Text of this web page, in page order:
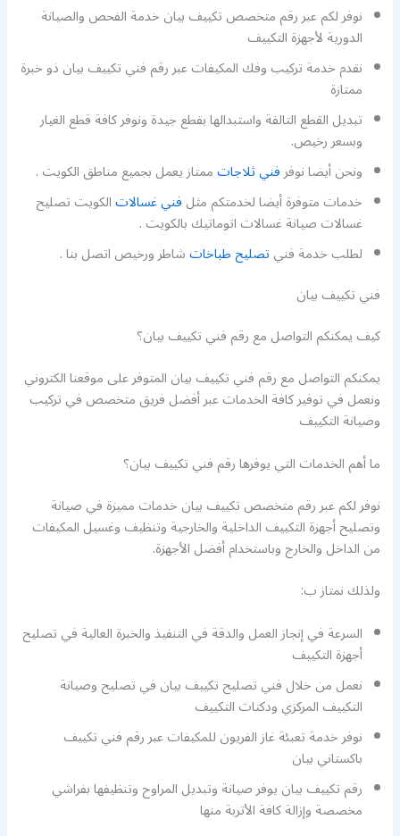
نوفر لكم عبر رقم متخصص تكييف بيان خدمة الفحص والصيانة
الدورية لأجهزة التكييف
نقدم خدمة تركيب وفك المكيفات عبر رقم فني تكييف بيان ذو خبرة
ممتازة
تبديل القطع التالفة واستبدالها بقطع جيدة ونوفر كافة قطع الغيار
وبسعر رخيص.
ونحن أيضا نوفرفني ثلاجاتممتاز يعمل بجميع مناطق الكويت .
خدمات متوفرة أيضا لخدمتكم مثلفني غسالاتالكويت تصليح
غسالات صيانة غسالات اتوماتيك بالكويت .
لطلب خدمة فنيتصليح طباخاتشاطر ورخيص اتصل بنا .
فني تكييف بيان
كيف يمكنكم التواصل مع رقم فني تكييف بيان؟
يمكنكم التواصل مع رقم فني تكييف بيان المتوفر على موقعنا الكتروني
ونعمل في توفير كافة الخدمات عبر أفضل فريق متخصص في تركيب
وصيانة التكييف
ما أهم الخدمات التي يوفرها رقم فني تكييف بيان؟
نوفر لكم عبر رقم متخصص تكييف بيان خدمات مميزة في صيانة
وتصليح أجهزة التكييف الداخلية والخارجية وتنظيف وغسيل المكيفات
من الداخل والخارج وباستخدام أفضل الأجهزة.
ولذلك نمتاز ب:
السرعة في إنجاز العمل والدقة في التنفيذ والخبرة العالية في تصليح
أجهزة التكييف
نعمل من خلال فني تصليح تكييف بيان في تصليح وصيانة
التكييف المركزي ودكتات التكييف
نوفر خدمة تعبئة غاز الفريون للمكيفات عبر رقم فني تكييف
باكستاني بيان
رقم تكييف بيان يوفر صيانة وتبديل المراوح وتنظيفها بفراشي
مخصصة وإزالة كافة الأتربة منها